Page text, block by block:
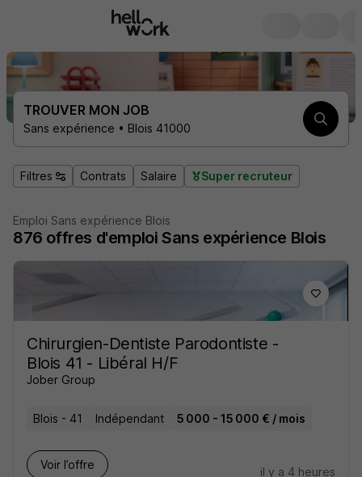
TROUVER MON JOB
Sans expérience • Blois 41000
Filtres Contrats Salaire Super recruteur
Emploi Sans expérience Blois
876 offres d'emploi Sans expérience Blois
Chirurgien-Dentiste Parodontiste -
Blois 41 - Libéral H/F
Jober Group
Blois - 41 Indépendant 5 000 - 15 000 € / mois
Voir l’offre
il y a 4 heures